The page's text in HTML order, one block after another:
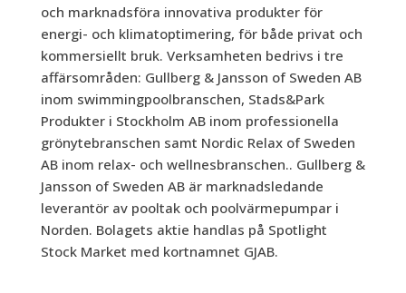
och marknadsföra innovativa produkter för
energi- och klimatoptimering, för både privat och
kommersiellt bruk. Verksamheten bedrivs i tre
affärsområden: Gullberg & Jansson of Sweden AB
inom swimmingpoolbranschen, Stads&Park
Produkter i Stockholm AB inom professionella
grönytebranschen samt Nordic Relax of Sweden
AB inom relax- och wellnesbranschen.. Gullberg &
Jansson of Sweden AB är marknadsledande
leverantör av pooltak och poolvärmepumpar i
Norden. Bolagets aktie handlas på Spotlight
Stock Market med kortnamnet GJAB.